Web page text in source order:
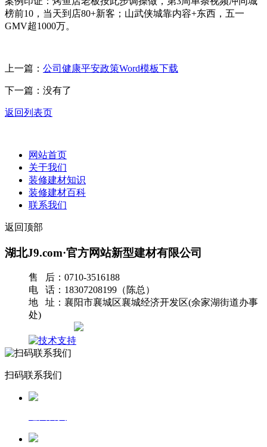
榜前10，当天到店80+新客；山武侠城靠内容+东西，五一
GMV超1000万。
上一篇： 公司健康平安政策Word模板下载
下一篇：没有了
返回列表页
网站首页
关于我们
装修建材知识
装修建材百科
联系我们
返回顶部
湖北J9.com·官方网站新型建材有限公司
售 后：0710-3516188
电 话：18307208199（陈总）
地 址：襄阳市襄城区襄城经济开发区(余家湖街道办事
处)
扫码联系我们